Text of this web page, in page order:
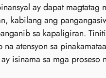
ay dapat magtatag
kabilang ang
sa kapaligiran.
atensyon sa
isinama sa mga proseso